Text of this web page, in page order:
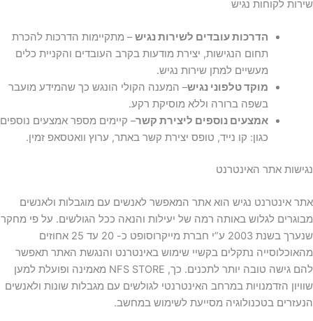
שירות לקוחות נגיש
הדרכות עובדים לשירות נגיש– מתקיימות הדרכות להכרת
תחום הנגישות, יצירת מודעות בקרב העובדים והקניית כלים
מעשיים למתן שירות נגיש.
מוקד טלפוני נגיש– המענה הקולי הונגש כך שהמידע מועבר
בשפה ברורה וללא מוסיקת רקע.
אמצעים נוספים ליצירת קשר– קיימים מספר אמצעים נוספים
כגון: קו נייד, טופס יצירת קשר באתר, ערוץ וואטסאפ זמין.
נגישות אתר האינטרנט
אתר אינטרנט נגיש הוא אתר המאפשר לאנשים עם מוגבלות ולאנשים
מבוגרים לגלוש באותה רמה של יעילות והנאה ככל הגולשים. על פי מחקר
שנערך בשנת 2003 ע”י חברת מייקרוסופט כ- 20 עד 25 אחוזים
מהאוכלוסייה נתקלים בקשיי שימוש באינטרנט והנגשת האתר תאפשר
להם גישה טובה יותר לתכנים. כך, NFS STORE מאמינה ופועלת למען
שוויון הזדמנויות במרחב האינטרנטי לגולשים עם מגבלות שונות ולאנשים
הנעזרים בטכנולוגיה מסייעת לשימוש במחשב.